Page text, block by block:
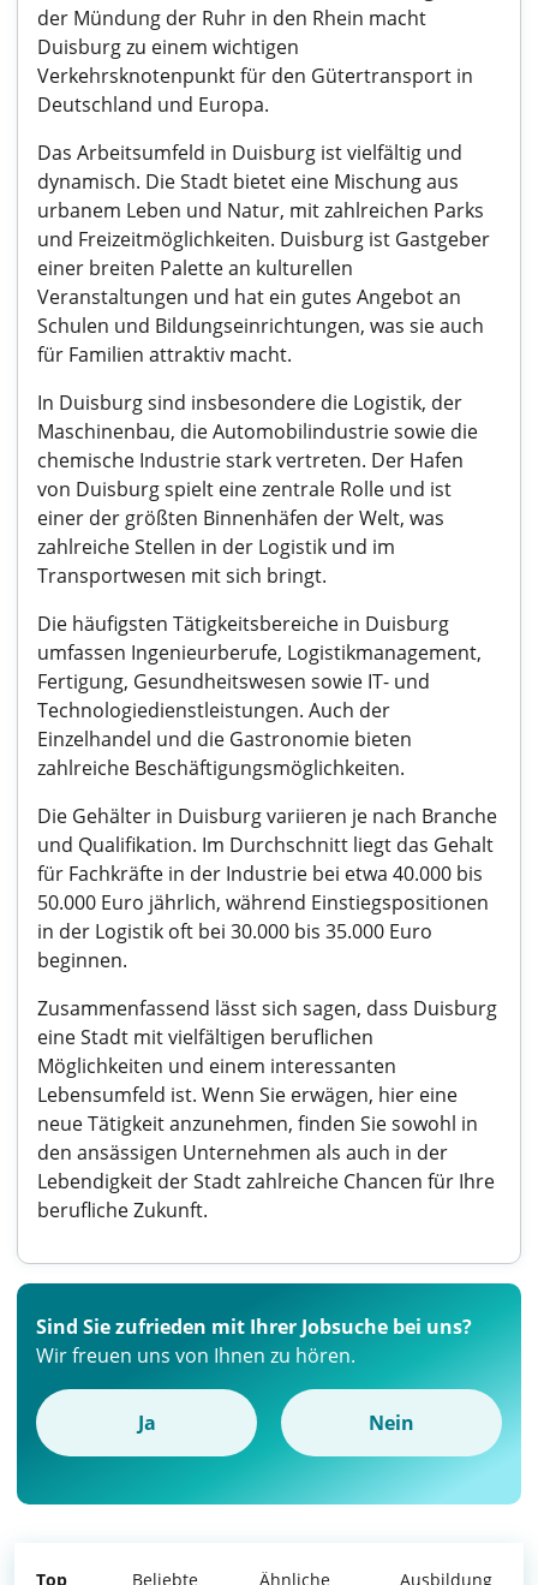
der Mündung der Ruhr in den Rhein macht
Duisburg zu einem wichtigen
Verkehrsknotenpunkt für den Gütertransport in
Deutschland und Europa.
Das Arbeitsumfeld in Duisburg ist vielfältig und
dynamisch. Die Stadt bietet eine Mischung aus
urbanem Leben und Natur, mit zahlreichen Parks
und Freizeitmöglichkeiten. Duisburg ist Gastgeber
einer breiten Palette an kulturellen
Veranstaltungen und hat ein gutes Angebot an
Schulen und Bildungseinrichtungen, was sie auch
für Familien attraktiv macht.
In Duisburg sind insbesondere die Logistik, der
Maschinenbau, die Automobilindustrie sowie die
chemische Industrie stark vertreten. Der Hafen
von Duisburg spielt eine zentrale Rolle und ist
einer der größten Binnenhäfen der Welt, was
zahlreiche Stellen in der Logistik und im
Transportwesen mit sich bringt.
Die häufigsten Tätigkeitsbereiche in Duisburg
umfassen Ingenieurberufe, Logistikmanagement,
Fertigung, Gesundheitswesen sowie IT- und
Technologiedienstleistungen. Auch der
Einzelhandel und die Gastronomie bieten
zahlreiche Beschäftigungsmöglichkeiten.
Die Gehälter in Duisburg variieren je nach Branche
und Qualifikation. Im Durchschnitt liegt das Gehalt
für Fachkräfte in der Industrie bei etwa 40.000 bis
50.000 Euro jährlich, während Einstiegspositionen
in der Logistik oft bei 30.000 bis 35.000 Euro
beginnen.
Zusammenfassend lässt sich sagen, dass Duisburg
eine Stadt mit vielfältigen beruflichen
Möglichkeiten und einem interessanten
Lebensumfeld ist. Wenn Sie erwägen, hier eine
neue Tätigkeit anzunehmen, finden Sie sowohl in
den ansässigen Unternehmen als auch in der
Lebendigkeit der Stadt zahlreiche Chancen für Ihre
berufliche Zukunft.
Sind Sie zufrieden mit Ihrer Jobsuche bei uns?
Wir freuen uns von Ihnen zu hören.
Ja Nein
Top Beliebte Ähnliche Ausbildung